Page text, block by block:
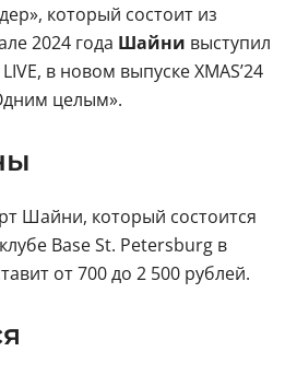
который состоит из
2024 года Шайни выступил
в новом выпуске XMAS’24
целым».
Шайни, который состоится
Base St. Petersburg в
от 700 до 2 500 рублей.